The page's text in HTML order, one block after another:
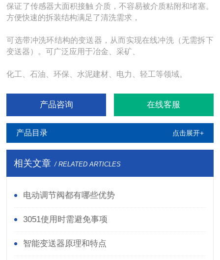
保证了传感器大面积接触 介质，不容易被介质粘附和堵塞。
方便快速的拆装结构满足了清洗需求，
可选带冲洗环结构的变送器，从而实现在线冲洗（无需拆下
变送器）。可广泛应用于冶金、采矿、
化工、石油、环保、水泥建材、电力、轻工等领域。
产品咨询 在线客服
产品目录 点击展开+
相关文章 / RELATED ARTICLES
电动调节阀都有哪些优势
3051使用时需避免事项
智能变送器原理和特点